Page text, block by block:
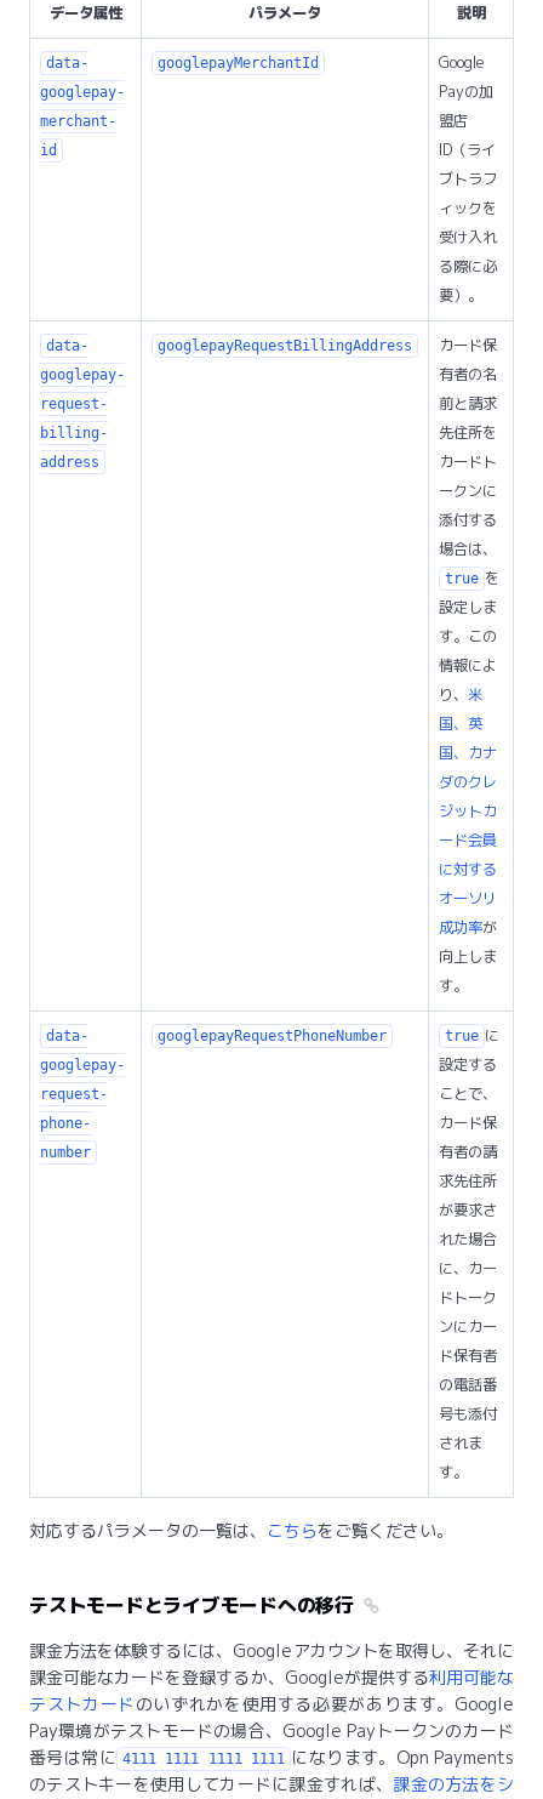
データ属性 パラメータ 説明
data-
googlepay-
merchant-
id
googlepayMerchantId
Google
Payの加
盟店
ID（ライ
ブトラフ
ィックを
受け入れ
る際に必
要）。
data-
googlepay-
request-
billing-
address
googlepayRequestBillingAddress
カード保
有者の名
前と請求
先住所を
カードト
ークンに
添付する
場合は、
true を
設定しま
す。この
情報によ
り、 米
国、英
国、カナ
ダのクレ
ジットカ
ード会員
に対する
オーソリ
成功率が
向上しま
す。
data-
googlepay-
request-
phone-
number
googlepayRequestPhoneNumber true に
設定する
ことで、
カード保
有者の請
求先住所
が要求さ
れた場合
に、カー
ドトーク
ンにカー
ド保有者
の電話番
号も添付
されま
す。
対応するパラメータの一覧は、 こちらをご覧ください。
テストモードとライブモードへの移行
課金方法を体験するには、Googleアカウントを取得し、それに
課金可能なカードを登録するか、Googleが提供する利用可能な
テストカード のいずれかを使用する必要があります。Google
Pay環境がテストモードの場合、Google Payトークンのカード
番号は常に 4111 1111 1111 1111 になります。Opn Payments
のテストキーを使用してカードに課金すれば、 課金の方法をシ